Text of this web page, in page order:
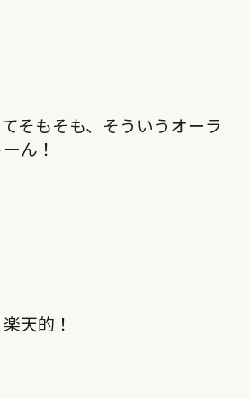
そもそも、そういうオーラ
ん！
天的！